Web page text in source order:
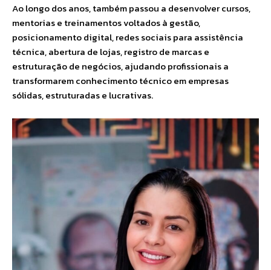
Ao longo dos anos, também passou a desenvolver cursos,
mentorias e treinamentos voltados à gestão,
posicionamento digital, redes sociais para assistência
técnica, abertura de lojas, registro de marcas e
estruturação de negócios, ajudando profissionais a
transformarem conhecimento técnico em empresas
sólidas, estruturadas e lucrativas.